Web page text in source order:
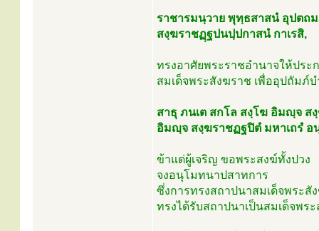
ราชารมนฺวาย พุทฺธสาสนํ อุปตถ
สงฺฆราชฏฺฐปนปฺปกาสนํ กาเรสิ,
ทรงอาศัยพระราชอำนาจให้ประ
สมเด็จพระสังฆราช เพื่ออุปถัมภ์
สาธุ ภนเต สกโล สงฺโฆ อิมญฺจ ส
อิมญฺจ สงฺฆราชฏฐปิตํ มหาเถรํ
ข้าแต่ผู้เจริญ ขอพระสงฆ์ทั้งปวง
จงอนุโมทนาปสาทการ
ซึ่งการทรงสถาปนาสมเด็จพระสั
ทรงได้รับสถาปนาเป็นสมเด็จพร